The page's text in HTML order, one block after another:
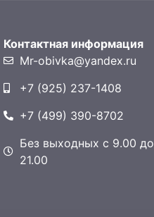
Контактная информация
Mr-obivka@yandex.ru
+7 (925) 237-1408
+7 (499) 390-8702
Без выходных с 9.00 до
21.00